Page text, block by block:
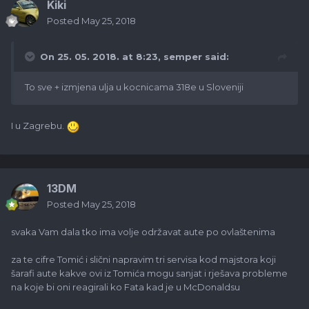
Kiki
Posted May 25, 2018
On 25. 05. 2018. at 8:23, semper said:
To sve + izmjena ulja u kocnicama 318e u Sloveniji
I u Zagrebu.
13DM
Posted May 25, 2018
svaka Vam dala tko ima volje održavat aute po ovlaštenima
za te cifre Tomić i slični napravim tri servisa kod majstora koji
šarafi aute kakve ovi iz Tomića mogu sanjat i rješava probleme
na koje bi oni reagirali ko Fata kad je u McDonaldsu